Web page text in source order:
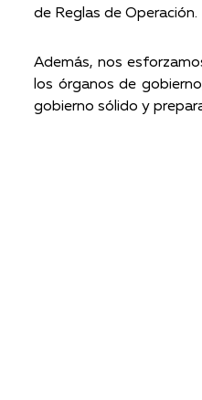
de Reglas de Operación.
Además, nos
los órganos de
gobierno sólido y